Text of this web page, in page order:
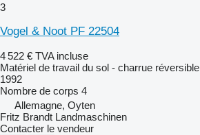
3
Vogel & Noot PF 22504
4 522 € TVA incluse
Matériel de travail du sol - charrue réversible
1992
Nombre de corps 4
Allemagne, Oyten
Fritz Brandt Landmaschinen
Contacter le vendeur